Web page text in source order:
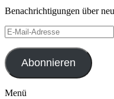
Benachrichtigungen über
E-
Mail-
Adresse
Abonnieren
Menü